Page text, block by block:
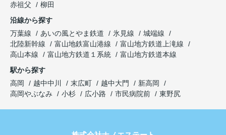
赤祖父
柳田
沿線から探す
万葉線
あいの風とやま鉄道 氷見線
城端線
北陸新幹線
富山地鉄富山港線
富山地方鉄道上滝線
高山本線
富山地方鉄道１系統
富山地方鉄道本線
駅から探す
高岡
越中中川 末広町 越中大門
新高岡
高岡やぶなみ
小杉 広小路 市民病院前 東野尻